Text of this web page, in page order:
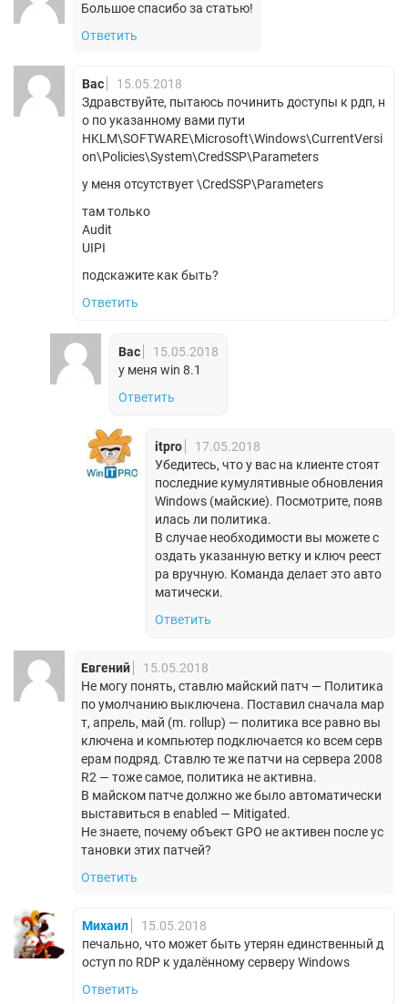
Большое спасибо за статью!
Ответить
Вас
15.05.2018
Здравствуйте, пытаюсь починить доступы к рдп, н
о по указанному вами пути
HKLM\SOFTWARE\Microsoft\Windows\CurrentVersi
on\Policies\System\CredSSP\Parameters
у меня отсутствует \CredSSP\Parameters
там только
Audit
UIPI
подскажите как быть?
Ответить
Вас
15.05.2018
у меня win 8.1
Ответить
itpro
17.05.2018
Убедитесь, что у вас на клиенте стоят
последние кумулятивные обновления
Windows (майские). Посмотрите, появ
илась ли политика.
В случае необходимости вы можете с
оздать указанную ветку и ключ реест
ра вручную. Команда делает это авто
матически.
Ответить
Евгений
15.05.2018
Не могу понять, ставлю майский патч — Политика
по умолчанию выключена. Поставил сначала мар
т, апрель, май (m. rollup) — политика все равно вы
ключена и компьютер подключается ко всем серв
ерам подряд. Ставлю те же патчи на сервера 2008
R2 — тоже самое, политика не активна.
В майском патче должно же было автоматически
выставиться в enabled — Mitigated.
Не знаете, почему объект GPO не активен после ус
тановки этих патчей?
Ответить
Михаил
15.05.2018
печально, что может быть утерян единственный д
оступ по RDP к удалённому серверу Windows
Ответить